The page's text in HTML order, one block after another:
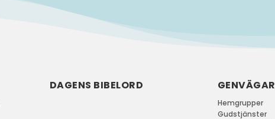
DAGENS BIBELORD GENVÄGAR
Hemgrupper
Gudstjänster